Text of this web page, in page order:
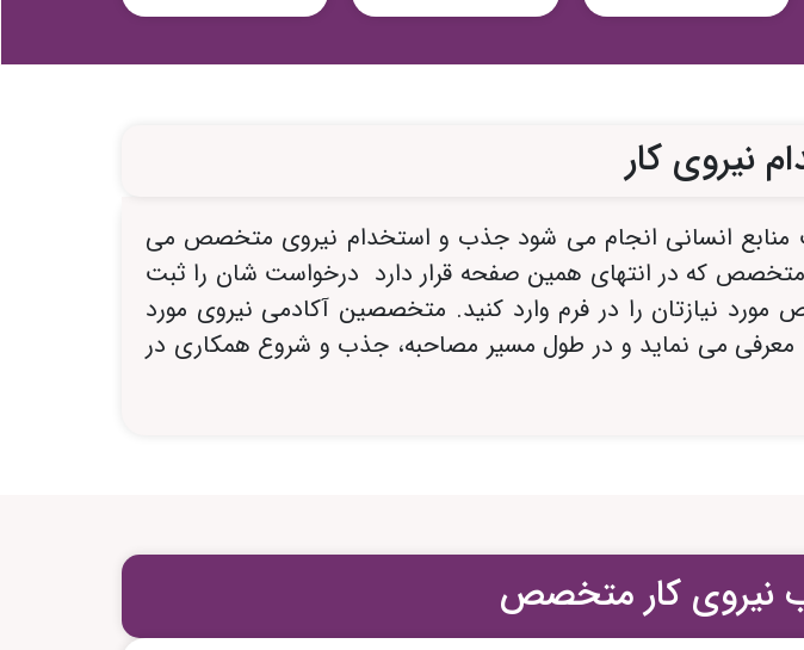
نیروی کار
منابع انسانی انجام می شود جذب و استخدام نیروی متخصص می
که در انتهای همین صفحه قرار دارد درخواست شان را ثبت
نیازتان را در فرم وارد کنید. متخصصین آکادمی نیروی مورد
معرفی می نماید و در طول مسیر مصاحبه، جذب و شروع همکاری در
نیروی کار متخصص